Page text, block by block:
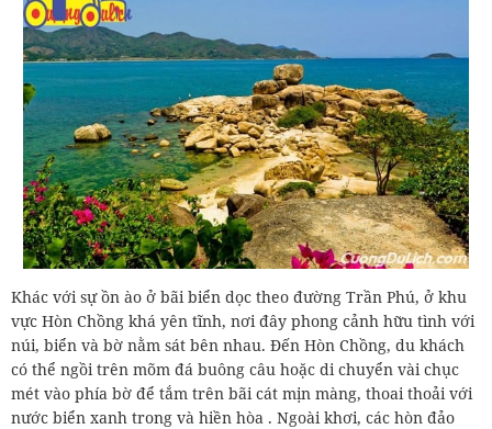
Khác với sự ồn ào ở bãi biển dọc theo đường Trần Phú, ở khu
vực Hòn Chồng khá yên tĩnh, nơi đây phong cảnh hữu tình với
núi, biển và bờ nằm sát bên nhau. Đến Hòn Chồng, du khách
có thể ngồi trên mõm đá buông câu hoặc di chuyển vài chục
mét vào phía bờ để tắm trên bãi cát mịn màng, thoai thoải với
nước biển xanh trong và hiền hòa . Ngoài khơi, các hòn đảo